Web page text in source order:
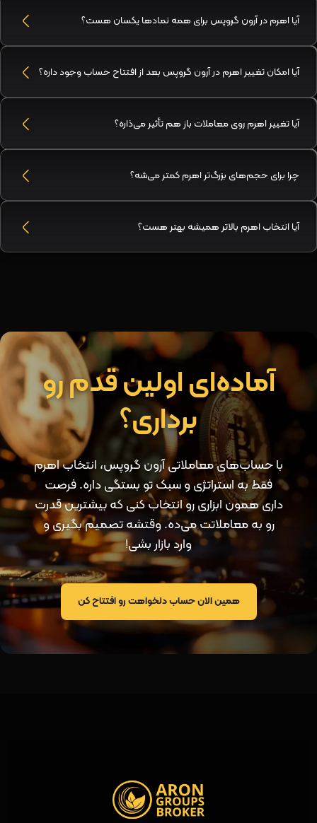
آیا اهرم در آرون گروپس برای همه نمادها یکسان هست؟
آیا امکان تغییر اهرم در آرون گروپس بعد از افتتاح حساب وجود داره؟
آیا تغییر اهرم روی معاملات باز هم تأثیر می‌ذاره؟
چرا برای حجم‌های بزرگ‌تر اهرم کمتر می‌شه؟
آیا انتخاب اهرم بالاتر همیشه بهتر هست؟
آماده‌ای اولین قدم رو
برداری؟
با حساب‌های معاملاتی آرون گروپس، انتخاب اهرم
فقط به استراتژی و سبک تو بستگی داره. فرصت
داری همون ابزاری رو انتخاب کنی که بیشترین قدرت
رو به معاملاتت می‌ده. وقتشه تصمیم بگیری و
وارد بازار بشی!
همین الان حساب دلخواهت رو افتتاح کن